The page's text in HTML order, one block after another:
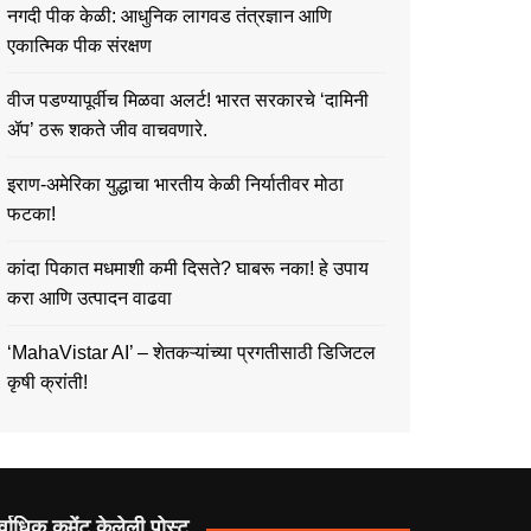
नगदी पीक केळी: आधुनिक लागवड तंत्रज्ञान आणि
एकात्मिक पीक संरक्षण
वीज पडण्यापूर्वीच मिळवा अलर्ट! भारत सरकारचे ‘दामिनी
ॲप’ ठरू शकते जीव वाचवणारे.
इराण-अमेरिका युद्धाचा भारतीय केळी निर्यातीवर मोठा
फटका!
कांदा पिकात मधमाशी कमी दिसते? घाबरू नका! हे उपाय
करा आणि उत्पादन वाढवा
‘MahaVistar AI’ – शेतकऱ्यांच्या प्रगतीसाठी डिजिटल
कृषी क्रांती!